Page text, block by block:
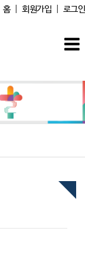
홈 회원가입 로그인